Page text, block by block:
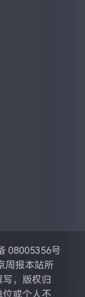
08005356号
周报本站所
，版权归
位或个人不